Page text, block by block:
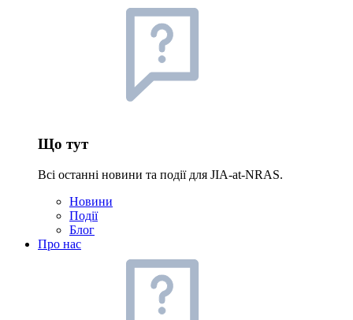
Що тут
Всі останні новини та події для JIA-at-NRAS.
Новини
Події
Блог
Про нас